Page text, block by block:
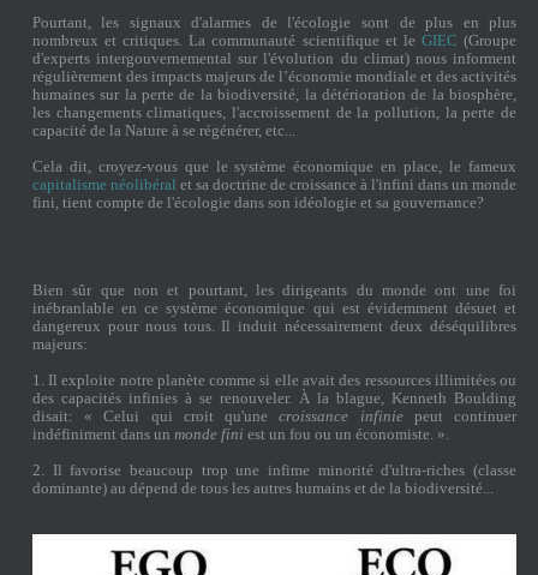
Pourtant, les signaux d'alarmes de l'écologie sont de plus en plus
nombreux et critiques. La communauté scientifique et le GIEC (Groupe
d'experts intergouvernemental sur l'évolution du climat) nous informent
régulièrement des impacts majeurs de l’économie mondiale et des activités
humaines sur la perte de la biodiversité, la détérioration de la biosphère,
les changements climatiques, l'accroissement de la pollution, la perte de
capacité de la Nature à se régénérer, etc...
Cela dit, croyez-vous que le système économique en place, le fameux
capitalisme néolibéral et sa doctrine de croissance à l'infini dans un monde
fini, tient compte de l'écologie dans son idéologie et sa gouvernance?
Bien sûr que non et pourtant, les dirigeants du monde ont une foi
inébranlable en ce système économique qui est évidemment désuet et
dangereux pour nous tous. Il induit nécessairement deux déséquilibres
majeurs:
1. Il exploite notre planète comme si elle avait des ressources illimitées ou
des capacités infinies à se renouveler. À la blague, Kenneth Boulding
disait: « Celui qui croit qu'unecroissance infiniepeut continuer
indéfiniment dans un monde fini est un fou ou un économiste. ».
2. Il favorise beaucoup trop une infime minorité d'ultra-riches (classe
dominante) au dépend de tous les autres humains et de la biodiversité...